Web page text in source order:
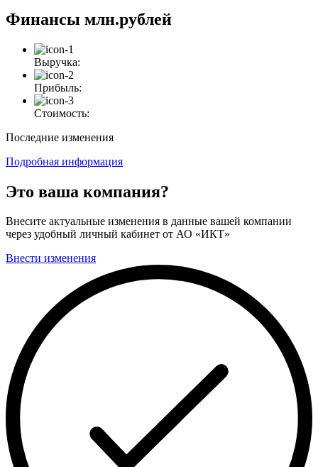
Финансы млн.рублей
Выручка:
Прибыль:
Стоимость:
Последние изменения
Подробная информация
Это ваша компания?
Внесите актуальные изменения в данные вашей компании
через удобный личный кабинет от АО «ИКТ»
Внести изменения